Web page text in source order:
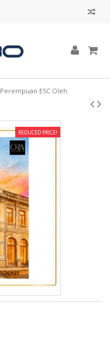
Perempuan ESC Oleh
REDUCED PRICE!